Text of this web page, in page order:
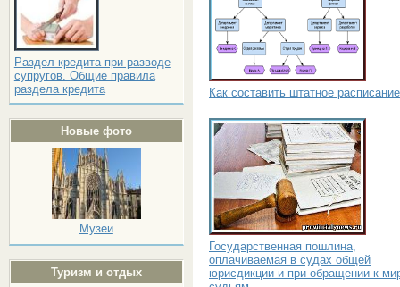
Раздел кредита при разводе
супругов. Общие правила
раздела кредита
Новые фото
Музеи
Туризм и отдых
Как составить штатное расписание
Государственная пошлина,
оплачиваемая в судах общей
юрисдикции и при обращении к